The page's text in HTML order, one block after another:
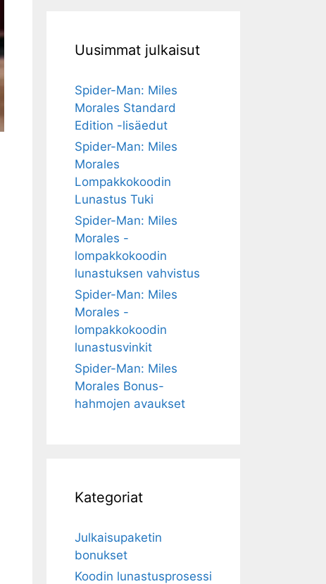
Uusimmat julkaisut
Spider-Man: Miles
Morales Standard
Edition -lisäedut
Spider-Man: Miles
Morales
Lompakkokoodin
Lunastus Tuki
Spider-Man: Miles
Morales -
lompakkokoodin
lunastuksen vahvistus
Spider-Man: Miles
Morales -
lompakkokoodin
lunastusvinkit
Spider-Man: Miles
Morales Bonus-
hahmojen avaukset
Kategoriat
Julkaisupaketin
bonukset
Koodin lunastusprosessi